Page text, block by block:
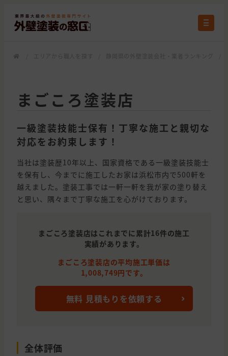
まごころ塗装店
一級塗装技能士保有！丁寧な施工と親切な
対応をお約束します！
当社は塗装歴10年以上、国家資格である一級塗装技能士
を保有し、今までに施工したお家は浜松市内で500軒を
越えました。塗装工事では一軒一軒を我が家の塗り替え
と思い、隅々まで丁寧な施工を心がけております。
まごころ塗装店はこれまでに累計16件の施工
実績があります。
まごころ塗装店の平均施工単価は
1,008,749円です。
無料 見積もりを依頼する
全体評価